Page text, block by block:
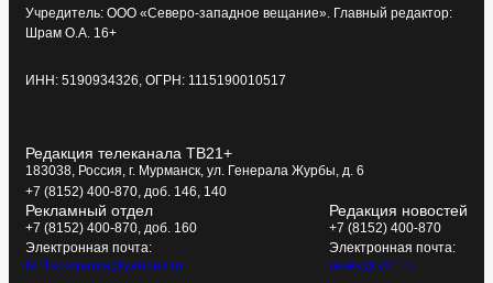
Учредитель: ООО «Северо-западное вещание». Главный редактор:
Шрам О.А. 16+
ИНН: 5190934326, ОГРН: 1115190010517
Редакция телеканала ТВ21+
183038, Россия, г. Мурманск, ул. Генерала Журбы, д. 6
+7 (8152) 400-870, доб. 146, 140
Рекламный отдел
+7 (8152) 400-870, доб. 160
Электронная почта:
tv21kompania@yandex.ru
Редакция новостей
+7 (8152) 400-870
Электронная почта:
news@tv21.ru